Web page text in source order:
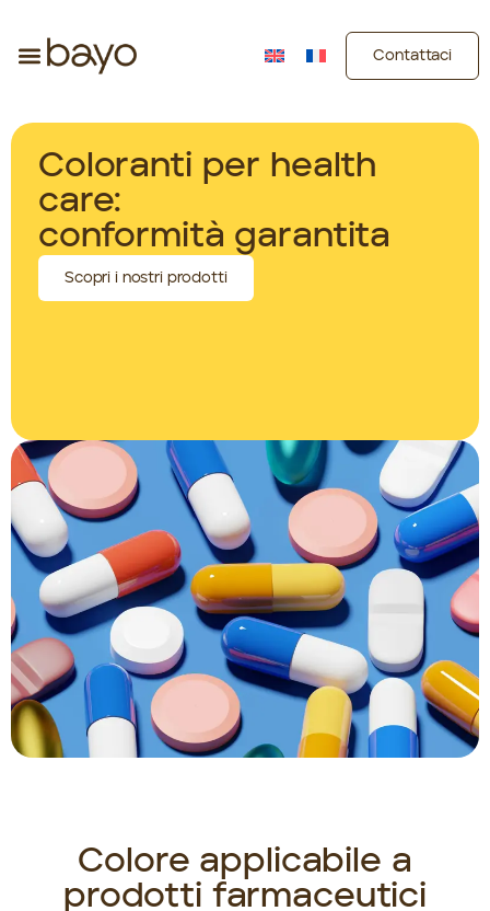
Contattaci
Coloranti per health
care:
conformità garantita
Scopri i nostri prodotti
Colore applicabile a
prodotti farmaceutici